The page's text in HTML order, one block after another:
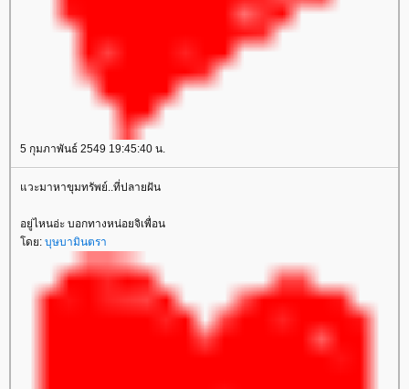
5 กุมภาพันธ์ 2549 19:45:40 น.
วะมาหาขุมทรัพย์..ที่ปลายฝัน
อยู่ไหนอ่ะ บอกทางหน่อยจิเพื่อน
ดย: บุษบามินตรา